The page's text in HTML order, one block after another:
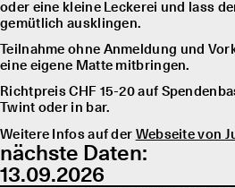
oder eine kleine Leckerei und lass
gemütlich ausklingen.
Teilnahme ohne Anmeldung und
eine eigene Matte mitbringen.
Richtpreis CHF 15-20 auf
Twint oder in bar.
Weitere Infos auf der Webseite von
nächste Daten:
13.09.2026